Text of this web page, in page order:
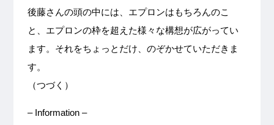
後藤さんの頭の中には、エプロンはもちろんのこ
と、エプロンの枠を超えた様々な構想が広がってい
ます。それをちょっとだけ、のぞかせていただきま
す。
（つづく）
– Information –